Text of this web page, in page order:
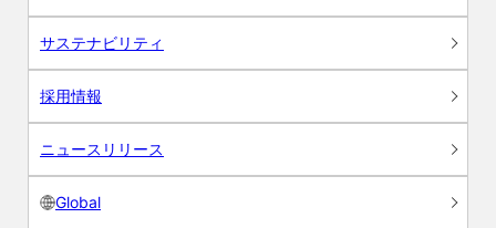
サステナビリティ
採用情報
ニュースリリース
Global